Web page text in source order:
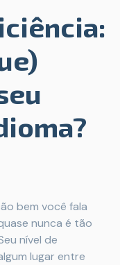
bem você fala
nunca é tão
nível de
lugar entre